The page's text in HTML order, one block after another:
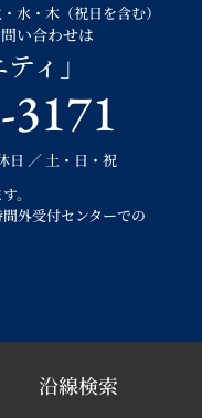
水・木（祝日を含む）
い合わせは
ィ」
日 ／ 土・日・祝
。
外受付センターでの
沿線検索